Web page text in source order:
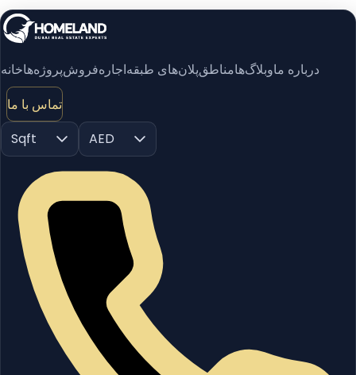
خانهپروژه‌هافروشاجارهپلان‌های طبقهمناطقوبلاگ‌هادرباره ما
تماس با ما
Sqft
AED